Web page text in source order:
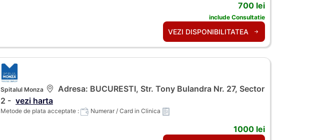
700 lei
include Consultatie
VEZI DISPONIBILITATEA
Spitalul Monza
Adresa: BUCURESTI, Str. Tony Bulandra Nr. 27, Sector
2 - vezi harta
Metode de plata acceptate : Numerar / Card in Clinica
1000 lei